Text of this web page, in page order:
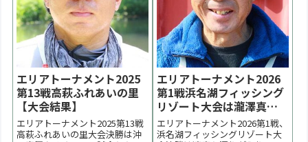
エリアトーナメント2025
第13戦高萩ふれあいの里
【大会結果】
エリアトーナメント2025第13戦
高萩ふれあいの里大会決勝は沖
エリアトーナメント2026
第1戦浜名湖フィッシング
リゾート大会は瀧澤真一
選手が優勝【大会結果】
エリアトーナメント2026第1戦、
浜名湖フィッシングリゾート大